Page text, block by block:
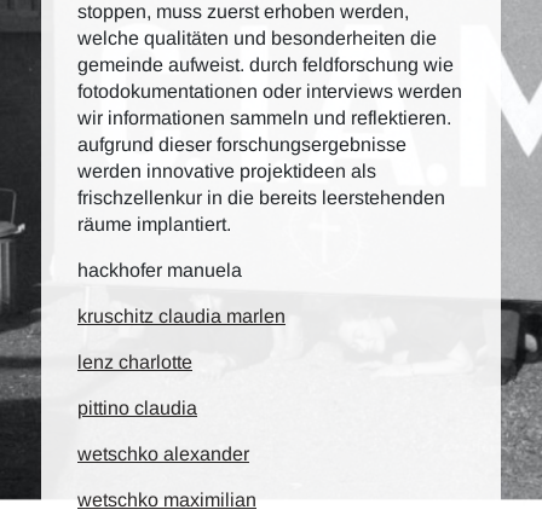
stoppen, muss zuerst erhoben werden,
welche qualitäten und besonderheiten die
gemeinde aufweist. durch feldforschung wie
fotodokumentationen oder interviews werden
wir informationen sammeln und reflektieren.
aufgrund dieser forschungsergebnisse
werden innovative projektideen als
frischzellenkur in die bereits leerstehenden
räume implantiert.
hackhofer manuela
kruschitz claudia marlen
lenz charlotte
pittino claudia
wetschko alexander
wetschko maximilian